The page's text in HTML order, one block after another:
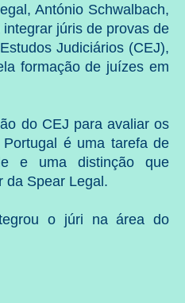
António Schwalbach,
júris de provas de
Judiciários (CEJ),
formação de juízes em
do CEJ para avaliar os
é uma tarefa de
e uma distinção que
da Spear Legal.
o júri na área do